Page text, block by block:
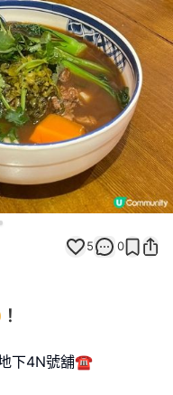
5 0
地下4N號舖☎️